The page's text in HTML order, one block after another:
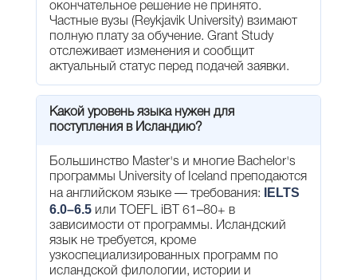
окончательное решение не принято.
Частные вузы (Reykjavik University) взимают
полную плату за обучение. Grant Study
отслеживает изменения и сообщит
актуальный статус перед подачей заявки.
Какой уровень языка нужен для
поступления в Исландию?
Большинство Master's и многие Bachelor's
программы University of Iceland преподаются
на английском языке — требования:
IELTS
6.0–6.5 или TOEFL iBT 61–80+ в
зависимости от программы. Исландский
язык не требуется, кроме
узкоспециализированных программ по
исландской филологии, истории и